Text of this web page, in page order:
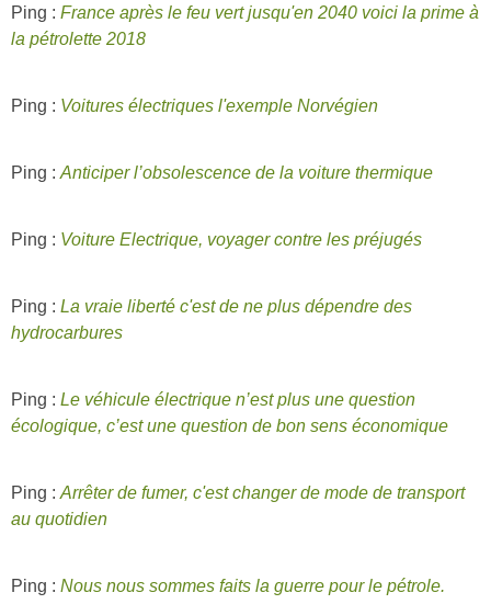
Ping : France après le feu vert jusqu'en 2040 voici la prime à
la pétrolette 2018
Ping : Voitures électriques l'exemple Norvégien
Ping : Anticiper l’obsolescence de la voiture thermique
Ping : Voiture Electrique, voyager contre les préjugés
Ping : La vraie liberté c'est de ne plus dépendre des
hydrocarbures
Ping : Le véhicule électrique n’est plus une question
écologique, c’est une question de bon sens économique
Ping : Arrêter de fumer, c'est changer de mode de transport
au quotidien
Ping : Nous nous sommes faits la guerre pour le pétrole.